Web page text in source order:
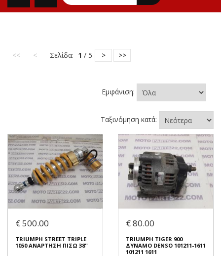
<< < Σελίδα: 1 / 5 > >>
Εμφάνιση:
Ταξινόμηση κατά:
€ 500.00
TRIUMPH STREET TRIPLE
1050 ΑΝΑΡΤΗΣΗ ΠΙΣΩ 38''
€ 80.00
TRIUMPH TIGER 900
ΔΥΝΑΜΟ DENSO 101211-1611
101211 1611